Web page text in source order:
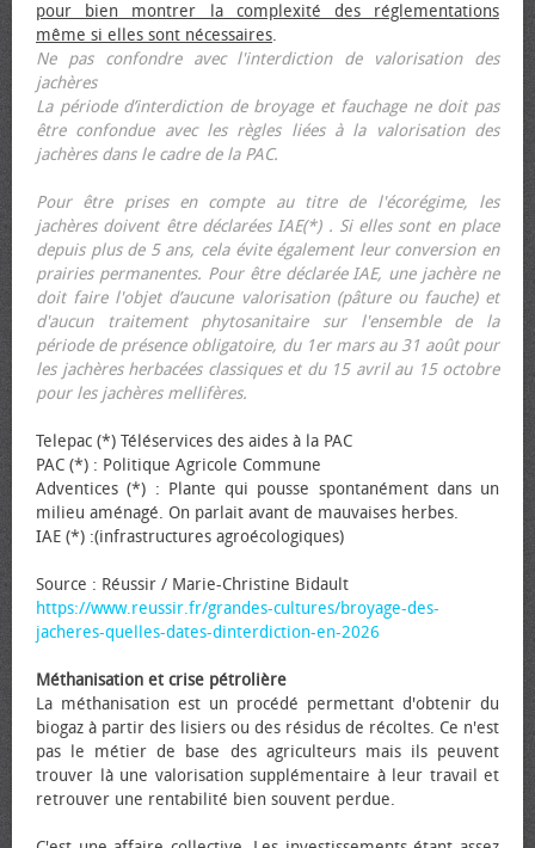
pour bien montrer la complexité des réglementations
même si elles sont nécessaires.
Ne pas confondre avec l'interdiction de valorisation des
jachères
La période d’interdiction de broyage et fauchage ne doit pas
être confondue avec les règles liées à la valorisation des
jachères dans le cadre de la PAC.
Pour être prises en compte au titre de l'écorégime, les
jachères doivent être déclarées IAE(*) . Si elles sont en place
depuis plus de 5 ans, cela évite également leur conversion en
prairies permanentes. Pour être déclarée IAE, une jachère ne
doit faire l'objet d’aucune valorisation (pâture ou fauche) et
d'aucun traitement phytosanitaire sur l'ensemble de la
période de présence obligatoire, du 1er mars au 31 août pour
les jachères herbacées classiques et du 15 avril au 15 octobre
pour les jachères mellifères.
Telepac (*) Téléservices des aides à la PAC
PAC (*) : Politique Agricole Commune
Adventices (*) : Plante qui pousse spontanément dans un
milieu aménagé. On parlait avant de mauvaises herbes.
IAE (*) :(infrastructures agroécologiques)
Source : Réussir / Marie-Christine Bidault
https://www.reussir.fr/grandes-cultures/broyage-des-
jacheres-quelles-dates-dinterdiction-en-2026
Méthanisation et crise pétrolière
La méthanisation est un procédé permettant d'obtenir du
biogaz à partir des lisiers ou des résidus de récoltes. Ce n'est
pas le métier de base des agriculteurs mais ils peuvent
trouver là une valorisation supplémentaire à leur travail et
retrouver une rentabilité bien souvent perdue.